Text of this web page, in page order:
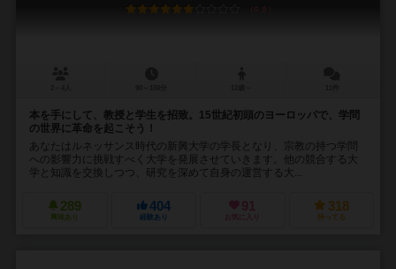
6.8
本を手にして、教授と学生を招致。15世紀初頭のヨーロッパで、学問
の世界に革命を起こそう！
あなたはルネッサンス時代の新興大学の学長となり、宗教の持つ学問
への影響力に挑戦すべく大学を発展させていきます。他の競合する大
学と知識を交換しつつ、研究を深めて自身の運営する大...
289
興味あり
404
経験あり
91
お気に入り
318
持ってる